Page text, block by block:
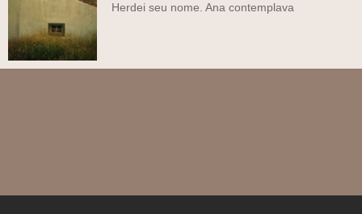
Herdei seu nome. Ana contemplava